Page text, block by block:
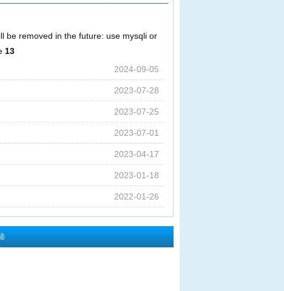
be removed in the future: use mysqli or
13
2024-09-05
2023-07-28
2023-07-25
2023-07-01
2023-04-17
2023-01-18
2022-01-26